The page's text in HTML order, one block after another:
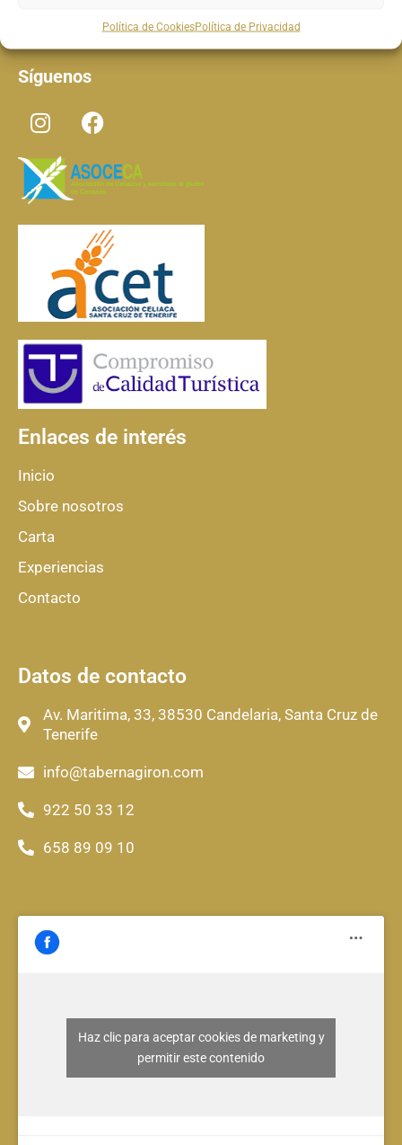
Política de CookiesPolítica de Privacidad
Cocina contemporánea
Síguenos
Enlaces de interés
Inicio
Sobre nosotros
Carta
Experiencias
Contacto
Datos de contacto
Av. Maritima, 33, 38530 Candelaria, Santa Cruz de
Tenerife
info@tabernagiron.com
922 50 33 12
658 89 09 10
Haz clic para aceptar cookies de marketing y
permitir este contenido